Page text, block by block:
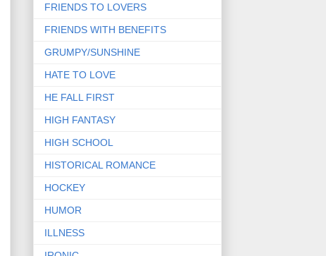
FRIENDS TO LOVERS
FRIENDS WITH BENEFITS
GRUMPY/SUNSHINE
HATE TO LOVE
HE FALL FIRST
HIGH FANTASY
HIGH SCHOOL
HISTORICAL ROMANCE
HOCKEY
HUMOR
ILLNESS